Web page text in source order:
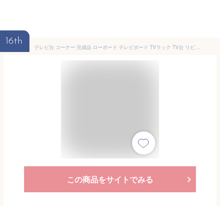
16th
テレビ台 コーナー 完成品 ローボード テレビボード TVラック TV台 リビング収納 開き扉 ガラス扉 ロータイプ 木製 リビングボード 収納 シンプル おしゃれ パイン カントリー ナチュラル 通販 送料無料 naka-0106
この商品をサイトでみる